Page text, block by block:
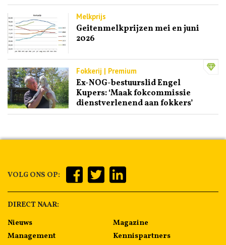
Melkprijs
Geitenmelkprijzen mei en juni
2026
Fokkerij | Premium
Ex-NOG-bestuurslid Engel
Kupers: ‘Maak fokcommissie
dienstverlenend aan fokkers’
VOLG ONS OP:
DIRECT NAAR:
Nieuws
Management
Magazine
Kennispartners